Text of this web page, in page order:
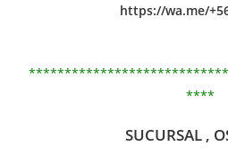
https://wa.me/
****
SUCURSAL ,